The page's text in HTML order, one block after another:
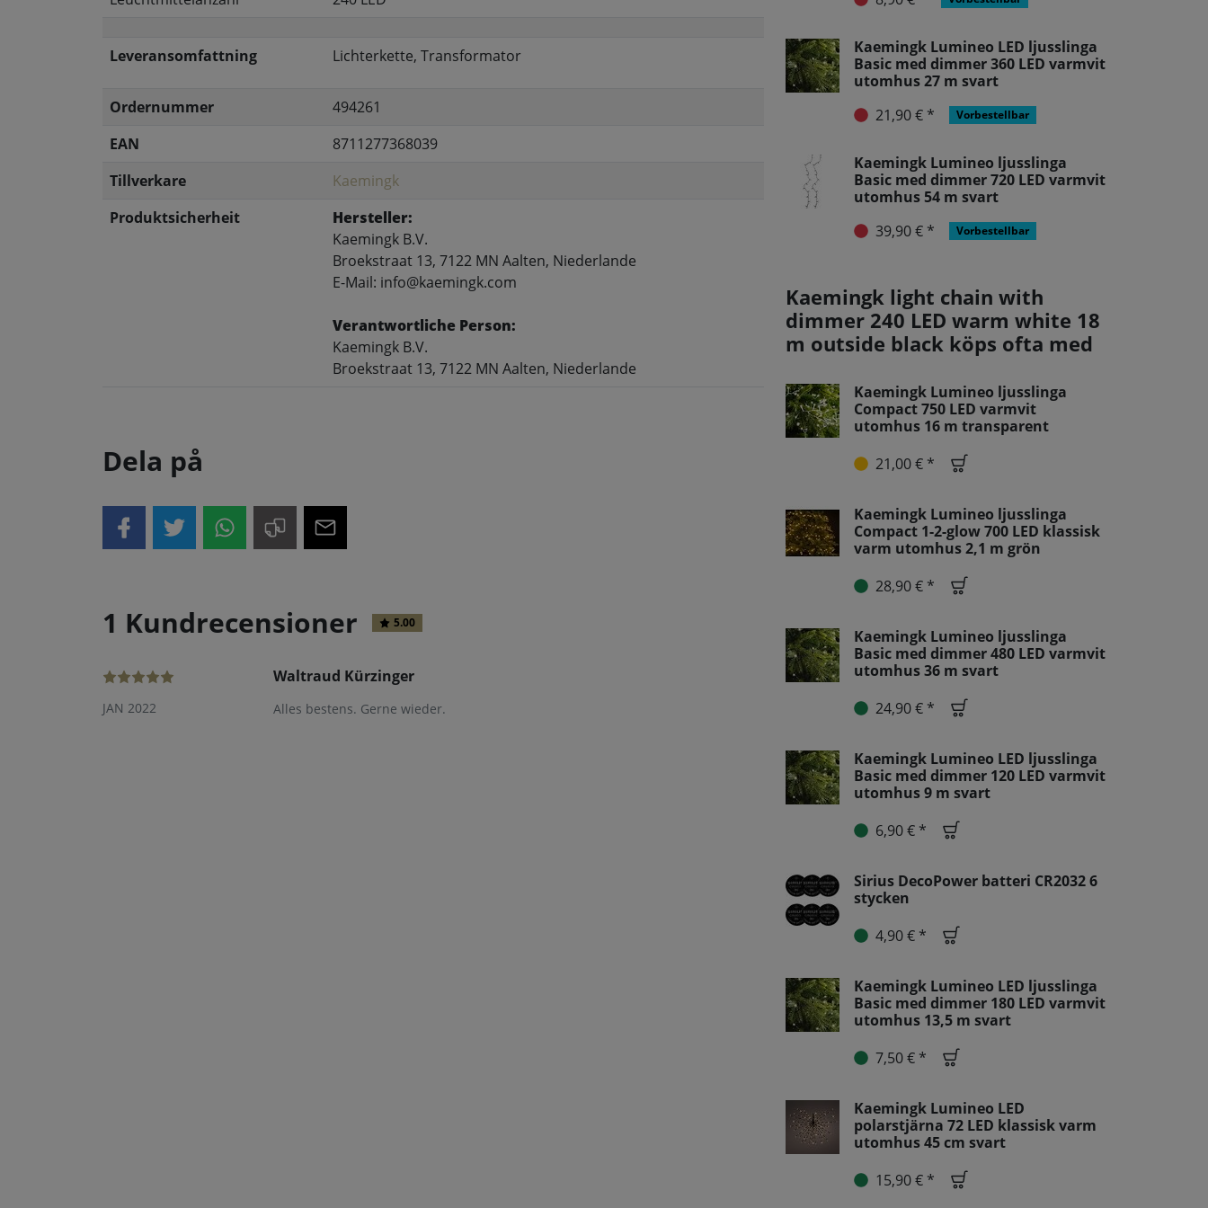
Leveransomfattning Lichterkette, Transformator
Ordernummer
494261
EAN
8711277368039
Tillverkare
Kaemingk
Produktsicherheit
Hersteller:
Kaemingk B.V.
Broekstraat 13, 7122 MN Aalten, Niederlande
E-Mail: info@kaemingk.com
Verantwortliche Person:
Kaemingk B.V.
Broekstraat 13, 7122 MN Aalten, Niederlande
Dela på
1 Kundrecensioner 5.00
JAN 2022
Waltraud Kürzinger
Alles bestens. Gerne wieder.
Kaemingk Lumineo LED ljusslinga
Basic med dimmer 360 LED varmvit
utomhus 27 m svart
21,90 € *
Vorbestellbar
Kaemingk Lumineo ljusslinga
Basic med dimmer 720 LED varmvit
utomhus 54 m svart
39,90 € *
Vorbestellbar
Kaemingk light chain with
dimmer 240 LED warm white 18
m outside black köps ofta med
Kaemingk Lumineo ljusslinga
Compact 750 LED varmvit
utomhus 16 m transparent
21,00 € *
Kaemingk Lumineo ljusslinga
Compact 1-2-glow 700 LED klassisk
varm utomhus 2,1 m grön
28,90 € *
Kaemingk Lumineo ljusslinga
Basic med dimmer 480 LED varmvit
utomhus 36 m svart
24,90 € *
Kaemingk Lumineo LED ljusslinga
Basic med dimmer 120 LED varmvit
utomhus 9 m svart
6,90 € *
Sirius DecoPower batteri CR2032 6
stycken
4,90 € *
Kaemingk Lumineo LED ljusslinga
Basic med dimmer 180 LED varmvit
utomhus 13,5 m svart
7,50 € *
Kaemingk Lumineo LED
polarstjärna 72 LED klassisk varm
utomhus 45 cm svart
15,90 € *